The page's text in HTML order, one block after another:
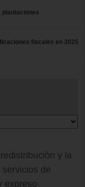
plantaciones
fiscales en 2025
y la
de
expreso